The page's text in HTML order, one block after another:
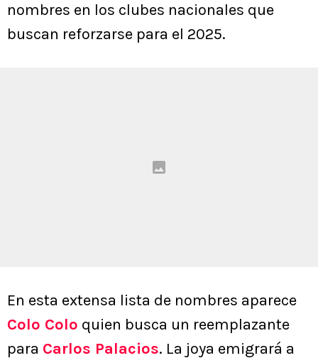
nombres en los clubes nacionales que
buscan reforzarse para el 2025.
En esta extensa lista de nombres aparece
Colo Colo quien busca un reemplazante
para Carlos Palacios. La joya emigrará a